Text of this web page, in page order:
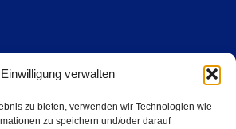
Einwilligung verwalten
zu bieten, verwenden wir Technologien wie
zu speichern und/oder darauf